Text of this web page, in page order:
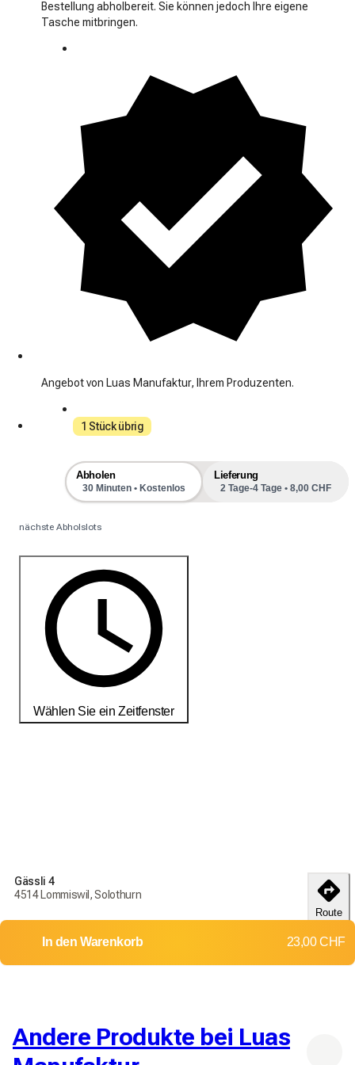
Bestellung abholbereit. Sie können jedoch Ihre eigene
Tasche mitbringen.
Angebot von Luas Manufaktur, Ihrem Produzenten.
1 Stück übrig
Abholen
30 Minuten • Kostenlos
Lieferung
2 Tage-4 Tage • 8,00 CHF
nächste Abholslots
Wählen Sie ein Zeitfenster
18-25
débembrezu erhalten
Gässli 4
4514 Lommiswil, Solothurn
Route
In den Warenkorb 23,00 CHF
Andere Produkte bei Luas